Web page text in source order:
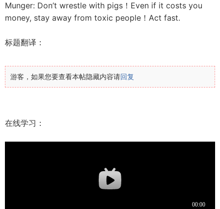
Munger: Don’t wrestle with pigs！Even if it costs you
money, stay away from toxic people！Act fast.
标题翻译：
游客，如果您要查看本帖隐藏内容请回复
在线学习：